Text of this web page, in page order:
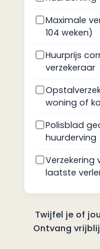
Maximale
104 weken)
Huurprijs
verzekeraar
woning of
Polisblad
huurderving
Verzekering
laatste
Twijfel je of
Ontvang